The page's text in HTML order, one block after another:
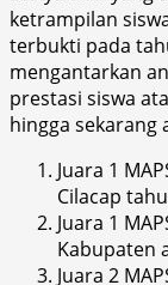
ketrampilan
terbukti pada
mengantarkan
prestasi siswa
hingga sekarang
Juara 1
Cilacap
Juara 1
Kabupaten
Juara 2